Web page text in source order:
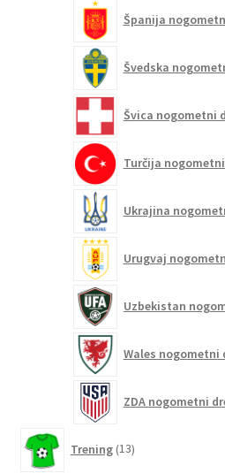
Španija
Švedska
Švica nogometni
Turčija nogometni
Ukrajina
Urugvaj
Uzbekistan
Wales nogometni
ZDA nogometni
Trening 13izdelkov